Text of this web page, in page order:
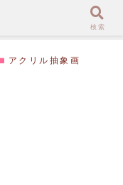
アクリル抽象画
検索